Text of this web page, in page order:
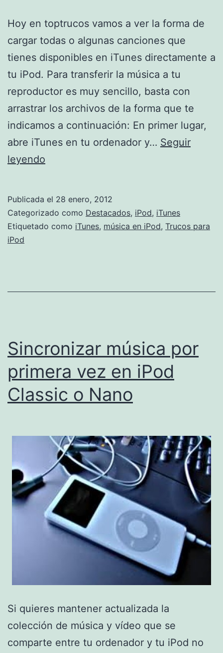
Hoy en toptrucos vamos a ver la forma de
cargar todas o algunas canciones que
tienes disponibles en iTunes directamente a
tu iPod. Para transferir la música a tu
reproductor es muy sencillo, basta con
arrastrar los archivos de la forma que te
indicamos a continuación: En primer lugar,
abre iTunes en tu ordenador y… Seguir
leyendo
iPod
Classic
forma
Publicada el 28 enero, 2012
Categorizado como Destacados, iPod, iTunes
Etiquetado como iTunes, música en iPod, Trucos para
iPod
Sincronizar música por
primera vez en iPod
Classic o Nano
Si quieres mantener actualizada la
colección de música y vídeo que se
comparte entre tu ordenador y tu iPod no